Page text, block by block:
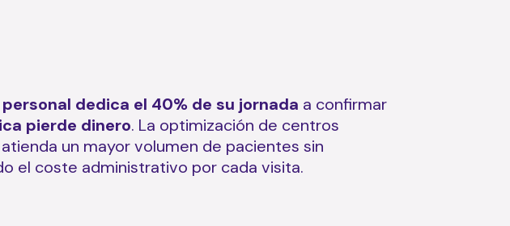
personal dedica el 40% de su jornada a confirmar
pierde dinero. La optimización de centros
un mayor volumen de pacientes sin
el coste administrativo por cada visita.